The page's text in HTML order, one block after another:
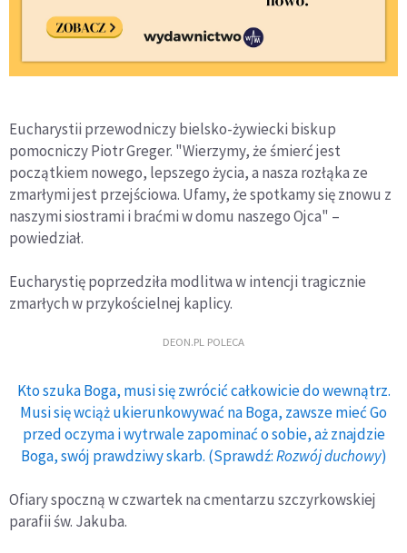
Eucharystii przewodniczy bielsko-żywiecki biskup
pomocniczy Piotr Greger. "Wierzymy, że śmierć jest
początkiem nowego, lepszego życia, a nasza rozłąka ze
zmarłymi jest przejściowa. Ufamy, że spotkamy się znowu z
naszymi siostrami i braćmi w domu naszego Ojca" –
powiedział.
Eucharystię poprzedziła modlitwa w intencji tragicznie
zmarłych w przykościelnej kaplicy.
DEON.PL POLECA
Kto szuka Boga, musi się zwrócić całkowicie do wewnątrz.
Musi się wciąż ukierunkowywać na Boga, zawsze mieć Go
przed oczyma i wytrwale zapominać o sobie, aż znajdzie
Boga, swój prawdziwy skarb. (Sprawdź:Rozwój duchowy)
Ofiary spoczną w czwartek na cmentarzu szczyrkowskiej
parafii św. Jakuba.